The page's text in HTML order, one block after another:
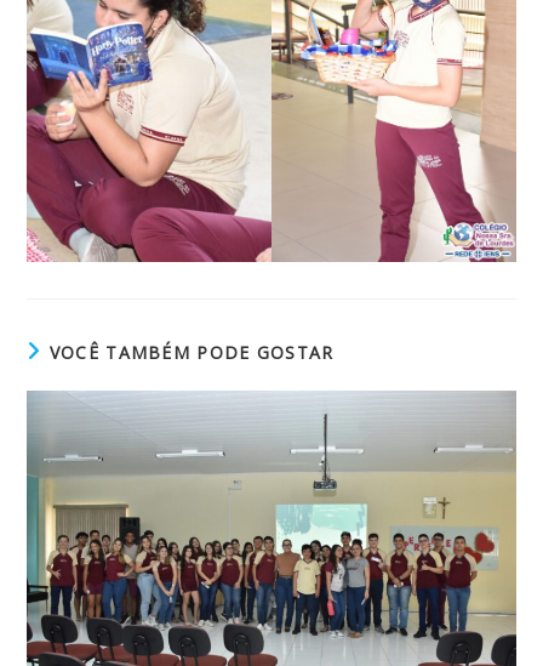
VOCÊ TAMBÉM PODE GOSTAR